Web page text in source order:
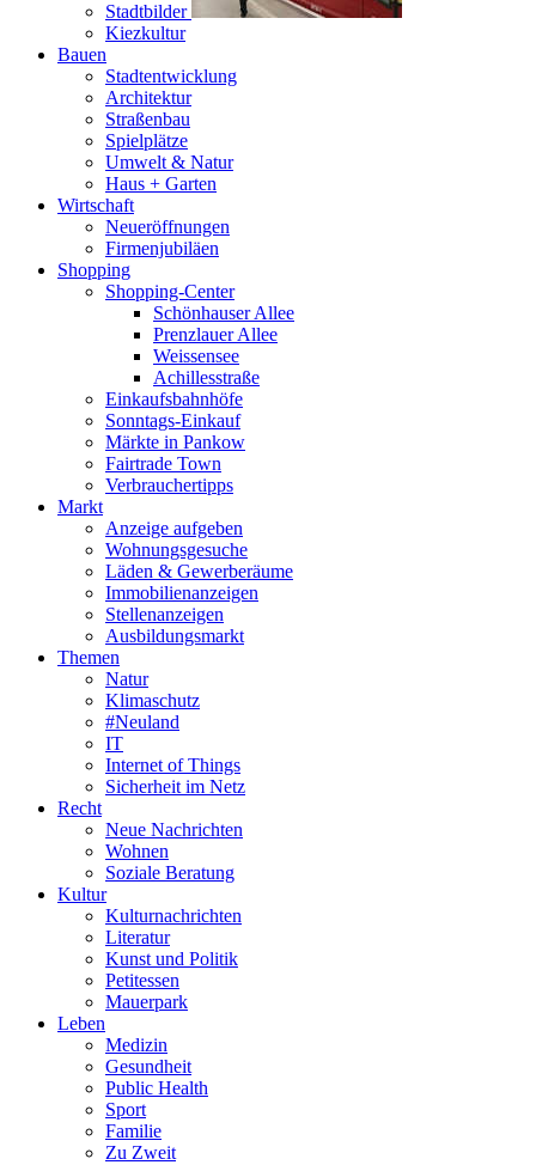
Stadtbilder
Kiezkultur
Bauen
Stadtentwicklung
Architektur
Straßenbau
Spielplätze
Umwelt & Natur
Haus + Garten
Wirtschaft
Neueröffnungen
Firmenjubiläen
Shopping
Shopping-Center
Schönhauser Allee
Prenzlauer Allee
Weissensee
Achillesstraße
Einkaufsbahnhöfe
Sonntags-Einkauf
Märkte in Pankow
Fairtrade Town
Verbrauchertipps
Markt
Anzeige aufgeben
Wohnungsgesuche
Läden & Gewerberäume
Immobilienanzeigen
Stellenanzeigen
Ausbildungsmarkt
Themen
Natur
Klimaschutz
#Neuland
IT
Internet of Things
Sicherheit im Netz
Recht
Neue Nachrichten
Wohnen
Soziale Beratung
Kultur
Kulturnachrichten
Literatur
Kunst und Politik
Petitessen
Mauerpark
Leben
Medizin
Gesundheit
Public Health
Sport
Familie
Zu Zweit